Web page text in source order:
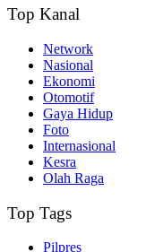
Top Kanal
Network
Nasional
Ekonomi
Otomotif
Gaya Hidup
Foto
Internasional
Kesra
Olah Raga
Top Tags
Pilpres